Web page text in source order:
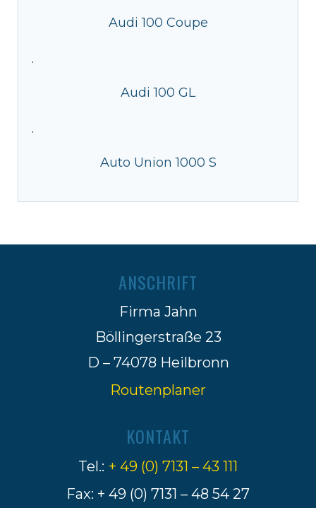
Audi 100 Coupe
·
Audi 100 GL
·
Auto Union 1000 S
ANSCHRIFT
Firma Jahn
Böllingerstraße 23
D – 74078 Heilbronn
Routenplaner
KONTAKT
Tel.: + 49 (0) 7131 – 43 111
Fax: + 49 (0) 7131 – 48 54 27